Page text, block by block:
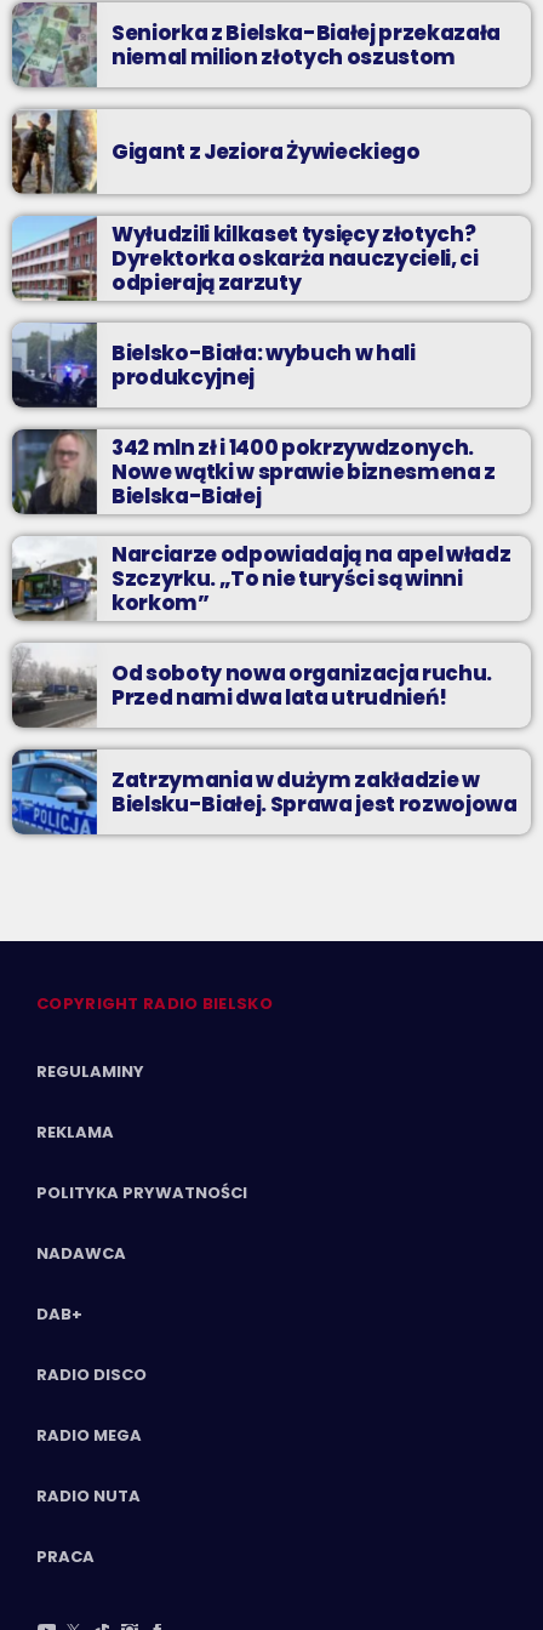
Seniorka z Bielska-Białej przekazała
niemal milion złotych oszustom
Gigant z Jeziora Żywieckiego
Wyłudzili kilkaset tysięcy złotych?
Dyrektorka oskarża nauczycieli, ci
odpierają zarzuty
Bielsko-Biała: wybuch w hali
produkcyjnej
342 mln zł i 1400 pokrzywdzonych.
Nowe wątki w sprawie biznesmena z
Bielska-Białej
Narciarze odpowiadają na apel władz
Szczyrku. „To nie turyści są winni
korkom”
Od soboty nowa organizacja ruchu.
Przed nami dwa lata utrudnień!
Zatrzymania w dużym zakładzie w
Bielsku-Białej. Sprawa jest rozwojowa
COPYRIGHT RADIO BIELSKO
REGULAMINY
REKLAMA
POLITYKA PRYWATNOŚCI
NADAWCA
DAB+
RADIO DISCO
RADIO MEGA
RADIO NUTA
PRACA